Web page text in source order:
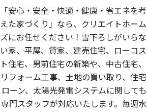
「安心・安全・快適・健康・省エネを考
えた家づくり」なら、クリエイトホーム
ズにお任せください！雪下ろしがいらな
い家、平屋、貸家、建売住宅、ローコス
ト住宅、男前住宅の新築や、中古住宅、
リフォーム工事、土地の買い取り、住宅
ローン、太陽光発電システムに関しても
専門スタッフが対応いたします。毎週水